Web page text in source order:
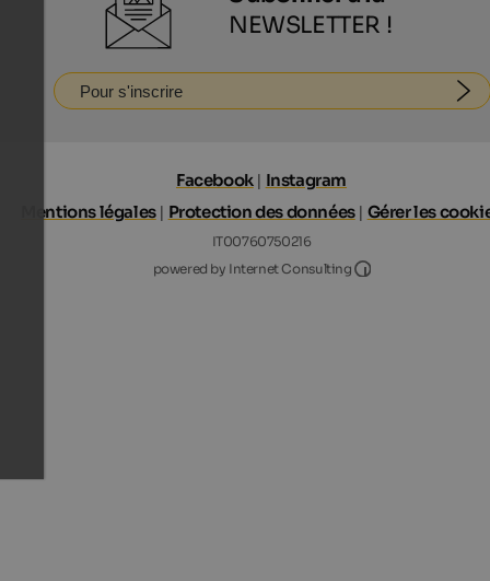
NEWSLETTER !
Pour s'inscrire
Facebook | Instagram
Mentions légales| Protection des données| Gérer les
IT00760750216
powered by Internet Consulting
Internet